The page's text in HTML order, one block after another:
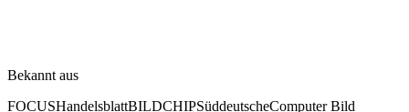
Bekannt aus
FOCUSHandelsblattBILDCHIPSüddeutscheComputer Bild